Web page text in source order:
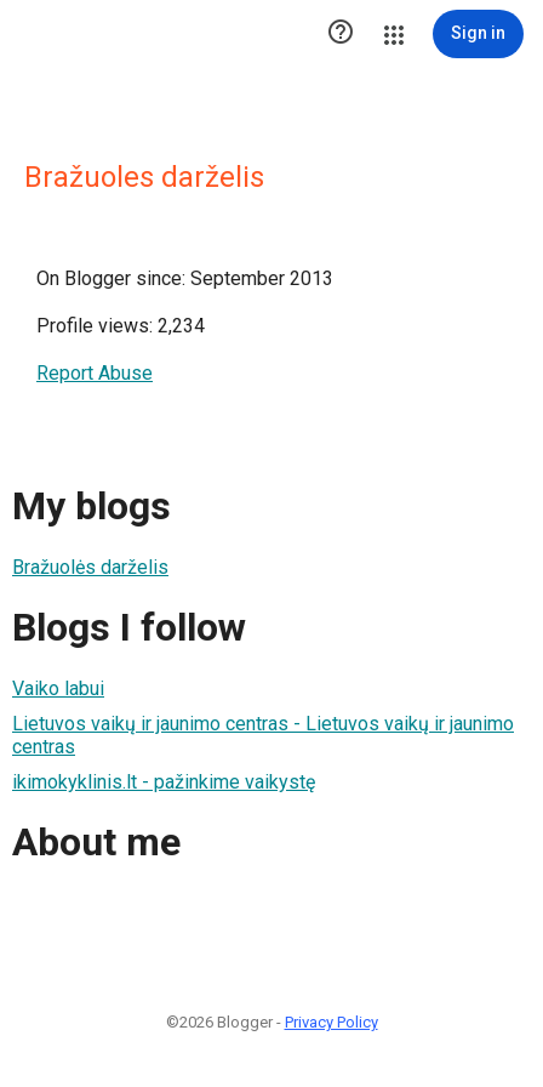
 Sign in
Bražuoles darželis
On Blogger since: September 2013
Profile views: 2,234
Report Abuse
My blogs
Bražuolės darželis
Blogs I follow
Vaiko labui
Lietuvos vaikų ir jaunimo centras - Lietuvos vaikų ir jaunimo
centras
ikimokyklinis.lt - pažinkime vaikystę
About me
©2026 Blogger - Privacy Policy